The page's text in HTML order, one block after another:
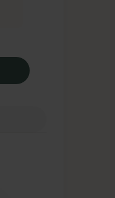
Research